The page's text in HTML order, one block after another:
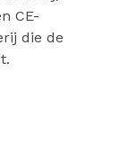
CE-
die de